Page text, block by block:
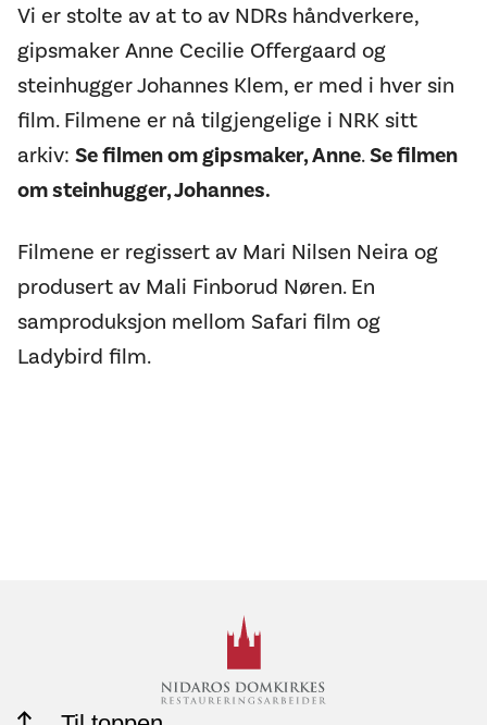
Vi er stolte av at to av NDRs håndverkere,
gipsmaker Anne Cecilie Offergaard og
steinhugger Johannes Klem, er med i hver sin
film. Filmene er nå tilgjengelige i NRK sitt
arkiv: Se filmen om gipsmaker, Anne.Se filmen
om steinhugger, Johannes.
Filmene er regissert av Mari Nilsen Neira og
produsert av Mali Finborud Nøren. En
samproduksjon mellom Safari film og
Ladybird film.